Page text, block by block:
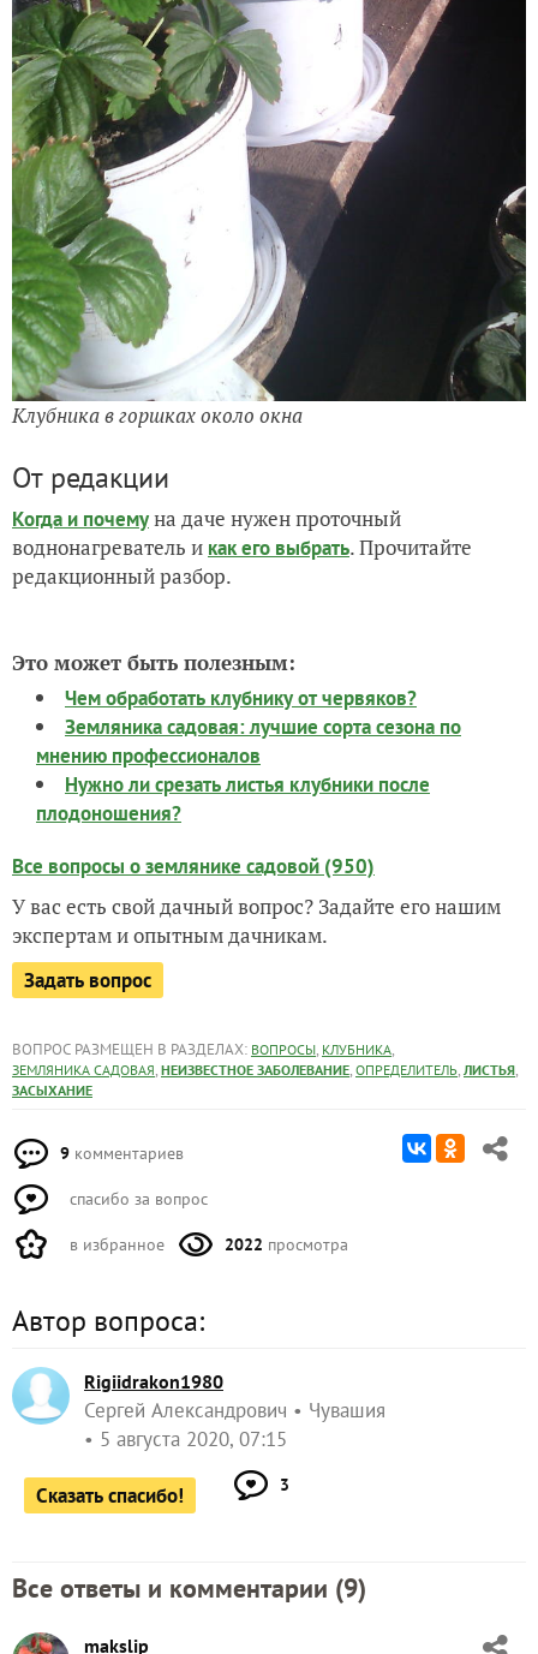
Клубника в горшках около окна
От редакции
Когда и почемуна даче нужен проточный
воднонагреватель и как его выбрать. Прочитайте
редакционный разбор.
Это может быть полезным:
Чем обработать клубнику от червяков?
Земляника садовая: лучшие сорта сезона по
мнению профессионалов
Нужно ли срезать листья клубники после
плодоношения?
Все вопросы о землянике садовой (950)
У вас есть свой дачный вопрос? Задайте его нашим
экспертам и опытным дачникам.
Задать вопрос
ВОПРОС РАЗМЕЩЕН В РАЗДЕЛАХ: ВОПРОСЫ, КЛУБНИКА,
ЗЕМЛЯНИКА САДОВАЯ, НЕИЗВЕСТНОЕ ЗАБОЛЕВАНИЕ, ОПРЕДЕЛИТЕЛЬ, ЛИСТЬЯ,
ЗАСЫХАНИЕ
9 комментариев
спасибо за вопрос
в избранное 2022 просмотра
Автор вопроса:
Rigiidrakon1980
Сергей Александрович
Чувашия
5 августа 2020, 07:15
Сказать спасибо! 3
Все ответы и комментарии (9)
makslip